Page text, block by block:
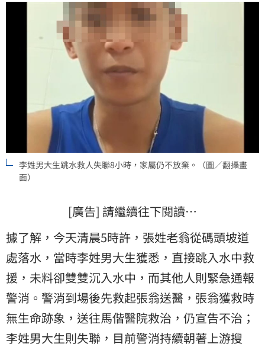
李姓男大生跳水救人失聯8小時，家屬仍不放棄。（圖／翻攝畫
面）
[廣告] 請繼續往下閱讀…
據了解，今天清晨5時許，張姓老翁從碼頭坡道
處落水，當時李姓男大生獲悉，直接跳入水中救
援，未料卻雙雙沉入水中，而其他人則緊急通報
警消。警消到場後先救起張翁送醫，張翁獲救時
無生命跡象，送往馬偕醫院救治，仍宣告不治；
李姓男大生則失聯，目前警消持續朝著上游搜